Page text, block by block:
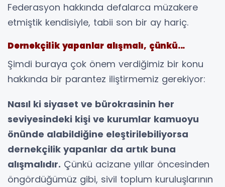
Federasyon hakkında defalarca müzakere
etmiştik kendisiyle, tabii son bir ay hariç.
Dernekçilik yapanlar alışmalı, çünkü...
Şimdi buraya çok önem verdiğimiz bir konu
hakkında bir parantez iliştirmemiz gerekiyor:
Nasıl ki siyaset ve bürokrasinin her
seviyesindeki kişi ve kurumlar kamuoyu
önünde alabildiğine eleştirilebiliyorsa
dernekçilik yapanlar da artık buna
alışmalıdır. Çünkü acizane yıllar öncesinden
öngördüğümüz gibi, sivil toplum kuruluşlarının